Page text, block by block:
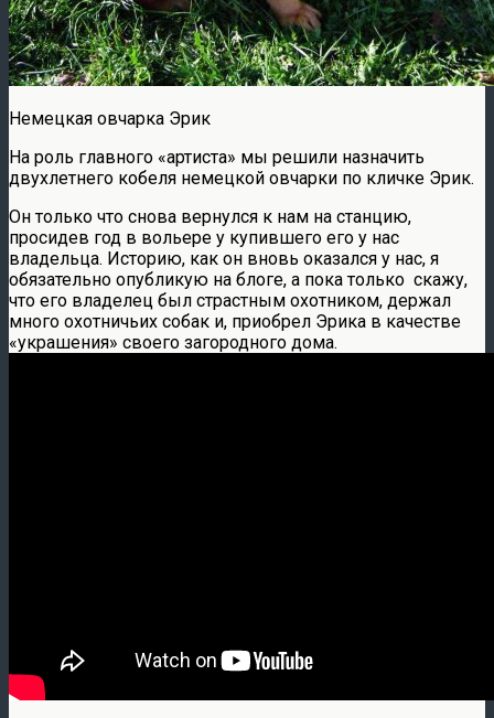
Немецкая овчарка Эрик
На роль главного «артиста» мы решили назначить
двухлетнего кобеля немецкой овчарки по кличке Эрик.
Он только что снова вернулся к нам на станцию,
просидев год в вольере у купившего его у нас
владельца. Историю, как он вновь оказался у нас, я
обязательно опубликую на блоге, а пока только скажу,
что его владелец был страстным охотником, держал
много охотничьих собак и, приобрел Эрика в качестве
«украшения» своего загородного дома.